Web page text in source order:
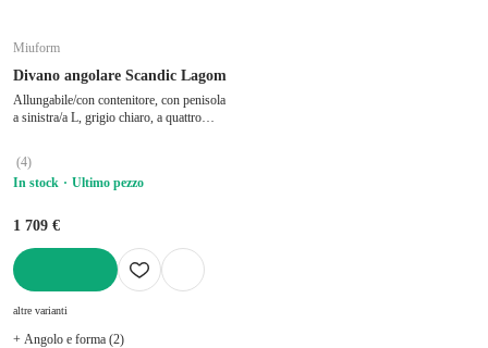
Miuform
Divano angolare Scandic Lagom
Allungabile/con contenitore, con penisola
a sinistra/a L, grigio chiaro, a quattro
cm
(4)
In stock
Ultimo pezzo
1 709 €
altre varianti
+ Angolo e forma (2)